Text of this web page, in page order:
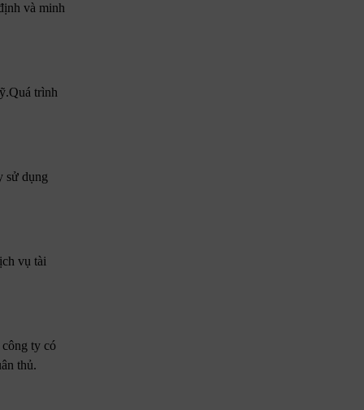
và minh
trình
sử dụng
vụ tài
ty có
thủ.